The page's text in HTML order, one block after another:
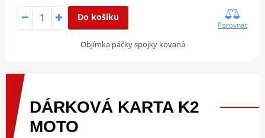
Do košíku
Porovnat
Objímka páčky spojky kovaná
DÁRKOVÁ KARTA K2
MOTO